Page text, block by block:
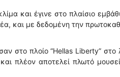
και έγινε στο πλαίσιο
και με δεδομένη την
στο πλοίο “Hellas Liberty” στο
πλέον αποτελεί πλωτό